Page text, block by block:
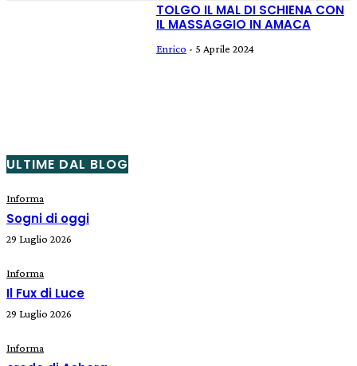
TOLGO IL MAL DI SCHIENA CON
IL MASSAGGIO IN AMACA
Enrico - 5 Aprile 2024
ULTIME DAL BLOG
Informa
Sogni di oggi
29 Luglio 2026
Informa
Il Fux di Luce
29 Luglio 2026
Informa